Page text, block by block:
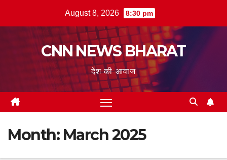
August 8, 2026 8:30 pm
CNN NEWS BHARAT
देश की आवाज
Month: March 2025